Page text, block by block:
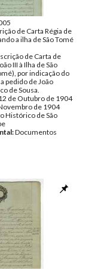
de Carta Régia de
a ilha de São Tomé
de Carta de
III à Ilha de São
por indicação do
pedido de João
de Sousa.
de Outubro de 1904
de 1904
Histórico de São
Documentos